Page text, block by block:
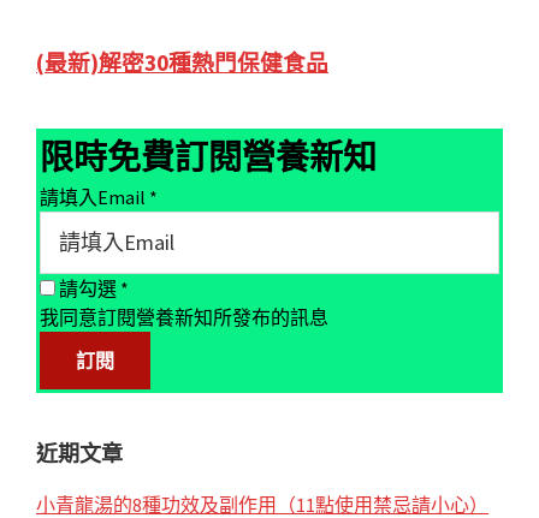
Primary
(最新)解密30種熱門保健食品
限時免費訂閱營養新知
請填入Email *
請勾選 *
我同意訂閱營養新知所發布的訊息
近期文章
小青龍湯的8種功效及副作用（11點使用禁忌請小心）